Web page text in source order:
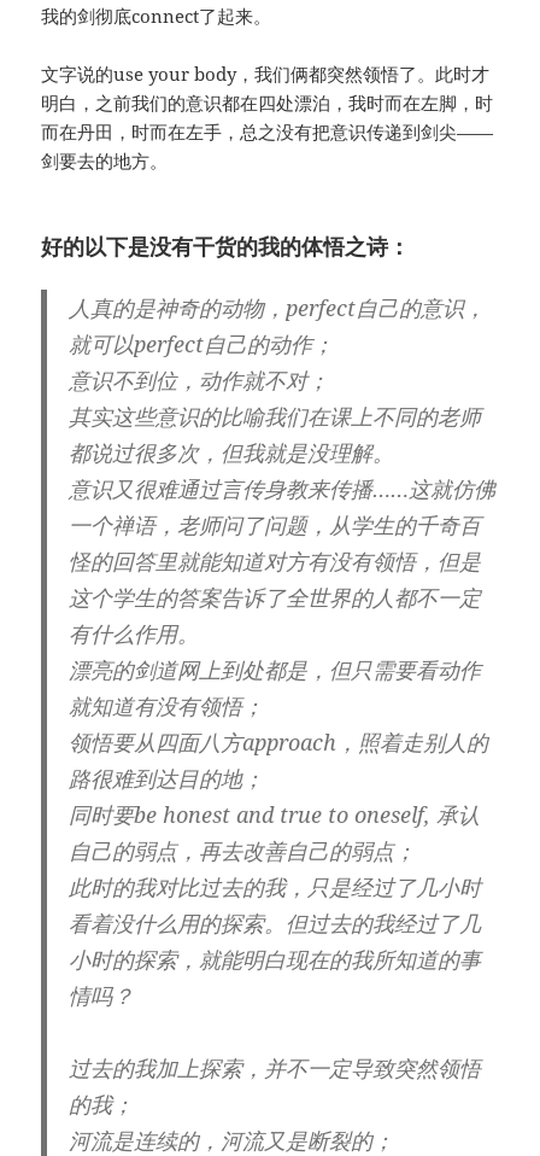
我的剑彻底connect了起来。
文字说的use your body，我们俩都突然领悟了。此时才
明白，之前我们的意识都在四处漂泊，我时而在左脚，时
而在丹田，时而在左手，总之没有把意识传递到剑尖——
剑要去的地方。
好的以下是没有干货的我的体悟之诗：
人真的是神奇的动物，perfect自己的意识，
就可以perfect自己的动作；
意识不到位，动作就不对；
其实这些意识的比喻我们在课上不同的老师
都说过很多次，但我就是没理解。
意识又很难通过言传身教来传播……这就仿佛
一个禅语，老师问了问题，从学生的千奇百
怪的回答里就能知道对方有没有领悟，但是
这个学生的答案告诉了全世界的人都不一定
有什么作用。
漂亮的剑道网上到处都是，但只需要看动作
就知道有没有领悟；
领悟要从四面八方approach，照着走别人的
路很难到达目的地；
同时要be honest and true to oneself, 承认
自己的弱点，再去改善自己的弱点；
此时的我对比过去的我，只是经过了几小时
看着没什么用的探索。但过去的我经过了几
小时的探索，就能明白现在的我所知道的事
情吗？
过去的我加上探索，并不一定导致突然领悟
的我；
河流是连续的，河流又是断裂的；